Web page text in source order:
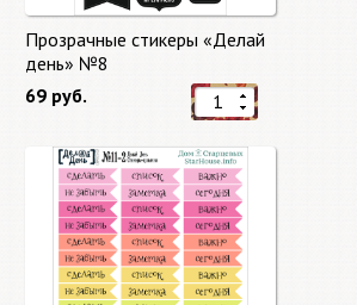
Прозрачные стикеры «Делай
день» №8
69 руб.